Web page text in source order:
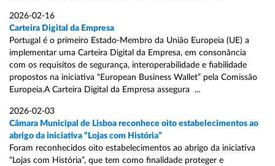
2026-02-16
Carteira Digital da Empresa
Portugal é o primeiro Estado-Membro da União Europeia (UE) a
implementar uma Carteira Digital da Empresa, em consonância
com os requisitos de segurança, interoperabilidade e fiabilidade
propostos na iniciativa “European Business Wallet” pela Comissão
Europeia.A Carteira Digital da Empresa assegura ...
2026-02-03
Câmara Municipal de Lisboa reconhece oito estabelecimentos ao
abrigo da iniciativa “Lojas com História”
Foram reconhecidos oito estabelecimentos ao abrigo da iniciativa
“Lojas com História”, que tem como finalidade proteger e